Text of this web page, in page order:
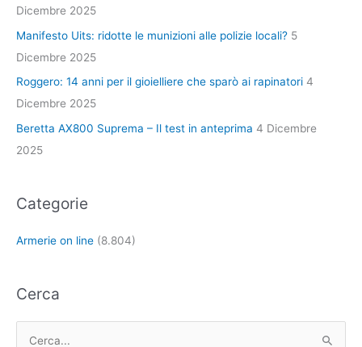
Dicembre 2025
Manifesto Uits: ridotte le munizioni alle polizie locali? 5
Dicembre 2025
Roggero: 14 anni per il gioielliere che sparò ai rapinatori 4
Dicembre 2025
Beretta AX800 Suprema – Il test in anteprima 4 Dicembre
2025
Categorie
Armerie on line (8.804)
Cerca